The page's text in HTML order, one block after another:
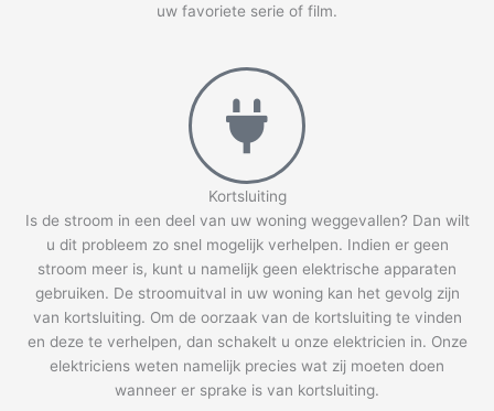
uw favoriete serie of film.
Kortsluiting
Is de stroom in een deel van uw woning weggevallen? Dan wilt
u dit probleem zo snel mogelijk verhelpen. Indien er geen
stroom meer is, kunt u namelijk geen elektrische apparaten
gebruiken. De stroomuitval in uw woning kan het gevolg zijn
van kortsluiting. Om de oorzaak van de kortsluiting te vinden
en deze te verhelpen, dan schakelt u onze elektricien in. Onze
elektriciens weten namelijk precies wat zij moeten doen
wanneer er sprake is van kortsluiting.